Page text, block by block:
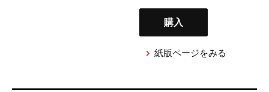
購入
紙版ページをみる